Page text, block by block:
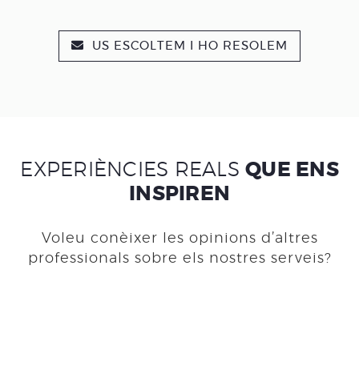
US ESCOLTEM I HO RESOLEM
EXPERIÈNCIES REALS QUE ENS
INSPIREN
Voleu conèixer les opinions d’altres
professionals sobre els nostres serveis?